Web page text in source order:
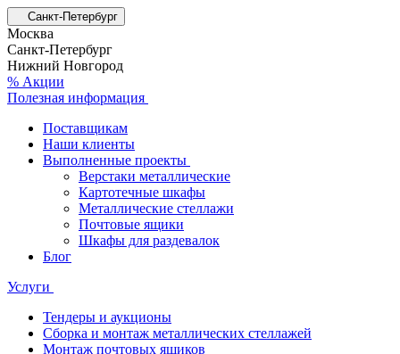
Санкт-Петербург
Москва
Санкт-Петербург
Нижний Новгород
% Акции
Полезная информация
Поставщикам
Наши клиенты
Выполненные проекты
Верстаки металлические
Картотечные шкафы
Металлические стеллажи
Почтовые ящики
Шкафы для раздевалок
Блог
Услуги
Тендеры и аукционы
Сборка и монтаж металлических стеллажей
Монтаж почтовых ящиков